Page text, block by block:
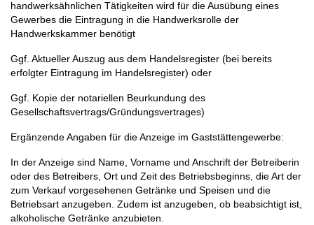
handwerksähnlichen Tätigkeiten wird für die Ausübung eines
Gewerbes die Eintragung in die Handwerksrolle der
Handwerkskammer benötigt
Ggf. Aktueller Auszug aus dem Handelsregister (bei bereits
erfolgter Eintragung im Handelsregister) oder
Ggf. Kopie der notariellen Beurkundung des
Gesellschaftsvertrags/Gründungsvertrages)
Ergänzende Angaben für die Anzeige im Gaststättengewerbe:
In der Anzeige sind Name, Vorname und Anschrift der Betreiberin
oder des Betreibers, Ort und Zeit des Betriebsbeginns, die Art der
zum Verkauf vorgesehenen Getränke und Speisen und die
Betriebsart anzugeben. Zudem ist anzugeben, ob beabsichtigt ist,
alkoholische Getränke anzubieten.